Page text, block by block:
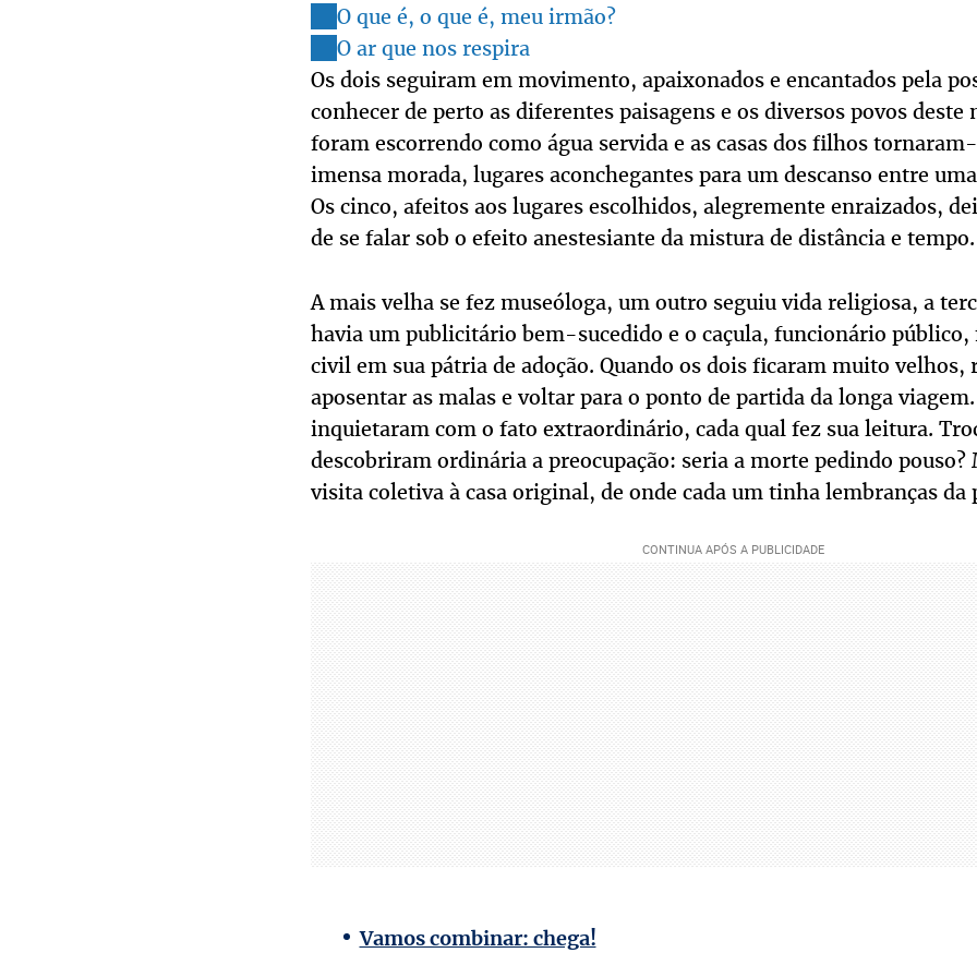
O que é, o que é, meu irmão?
O ar que nos respira
Os dois seguiram em movimento, apaixonados e encantados pela
conhecer de perto as diferentes paisagens e os diversos povos deste
foram escorrendo como água servida e as casas dos filhos
imensa morada, lugares aconchegantes para um descanso entre
Os cinco, afeitos aos lugares escolhidos, alegremente enraizados,
de se falar sob o efeito anestesiante da mistura de distância e tempo.
A mais velha se fez museóloga, um outro seguiu vida religiosa, a
havia um publicitário bem-sucedido e o caçula, funcionário público,
civil em sua pátria de adoção. Quando os dois ficaram muito velhos,
aposentar as malas e voltar para o ponto de partida da longa
inquietaram com o fato extraordinário, cada qual fez sua leitura.
descobriram ordinária a preocupação: seria a morte pedindo pouso?
visita coletiva à casa original, de onde cada um tinha lembranças
Vamos combinar: chega!